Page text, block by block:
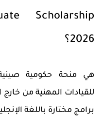
Scholarship
2026؟
هي منحة حكومية
للقيادات المهنية من
برامج مختارة باللغة